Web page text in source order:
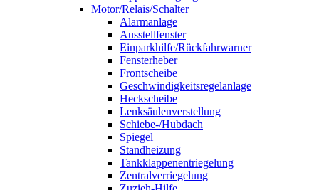
Motor/Relais/Schalter
Alarmanlage
Ausstellfenster
Einparkhilfe/Rückfahrwarner
Fensterheber
Frontscheibe
Geschwindigkeitsregelanlage
Heckscheibe
Lenksäulenverstellung
Schiebe-/Hubdach
Spiegel
Standheizung
Tankklappenentriegelung
Zentralverriegelung